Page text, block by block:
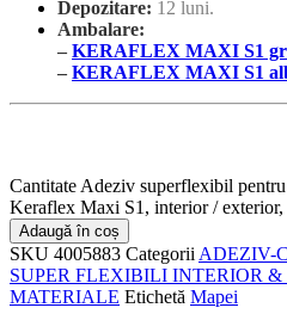
Depozitare: 12 luni.
Ambalare:
– KERAFLEX MAXI S1
– KERAFLEX MAXI S1
Cantitate Adeziv superflexibil
Keraflex Maxi S1, interior /
Adaugă în coș
SKU 4005883 Categorii ADEZIV-
SUPER FLEXIBILI INTERIOR &
MATERIALE Etichetă Mapei